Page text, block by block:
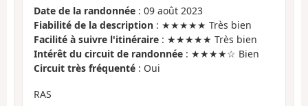
Date de la randonnée : 09 août 2023
Fiabilité de la description : ★★★★★ Très bien
Facilité à suivre l'itinéraire : ★★★★★ Très bien
Intérêt du circuit de randonnée : ★★★★☆ Bien
Circuit très fréquenté : Oui
RAS